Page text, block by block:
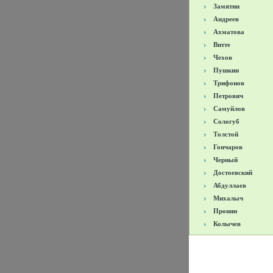
Замятин
Андреев
Ахматова
Витте
Чехов
Пушкин
Трифонов
Петрович
Самуйлов
Сологуб
Толстой
Гончаров
Черный
Достоевский
Абдуллаев
Михалыч
Пронин
Колычев